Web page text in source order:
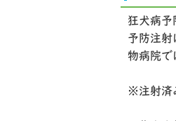
狂犬病予
予防注
物病院で
※注射済